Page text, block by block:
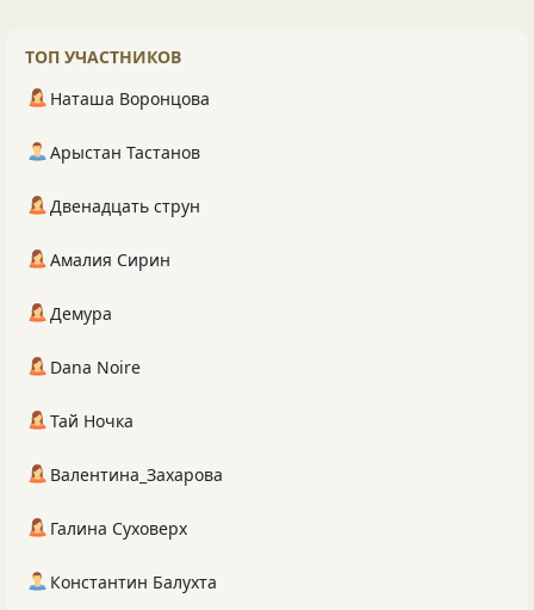
ТОП УЧАСТНИКОВ
Наташа Воронцова
Арыстан Тастанов
Двенадцать струн
Амалия Сирин
Демура
Dana Noire
Тай Ночка
Валентина_Захарова
Галина Суховерх
Константин Балухта